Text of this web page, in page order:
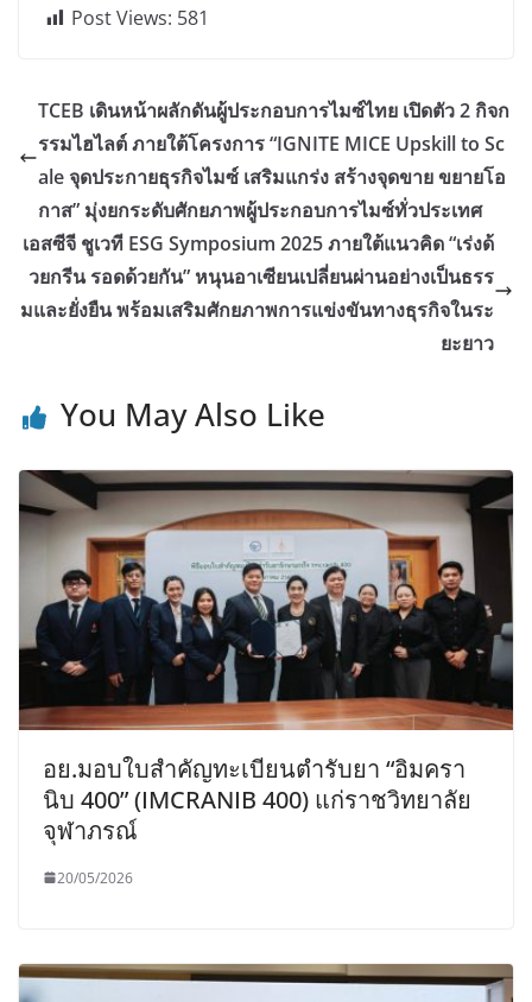
Post Views: 581
TCEB เดินหน้าผลักดันผู้ประกอบการไมซ์ไทย เปิดตัว 2 กิจก
รรมไฮไลต์ ภายใต้โครงการ “IGNITE MICE Upskill to Sc
ale จุดประกายธุรกิจไมซ์ เสริมแกร่ง สร้างจุดขาย ขยายโอ
กาส” มุ่งยกระดับศักยภาพผู้ประกอบการไมซ์ทั่วประเทศ
เอสซีจี ชูเวที ESG Symposium 2025 ภายใต้แนวคิด “เร่งด้
วยกรีน รอดด้วยกัน” หนุนอาเซียนเปลี่ยนผ่านอย่างเป็นธรร
มและยั่งยืน พร้อมเสริมศักยภาพการแข่งขันทางธุรกิจในระ
ยะยาว
You May Also Like
อย.มอบใบสำคัญทะเบียนตำรับยา “อิมครา
นิบ 400” (IMCRANIB 400) แก่ราชวิทยาลัย
จุฬาภรณ์
20/05/2026